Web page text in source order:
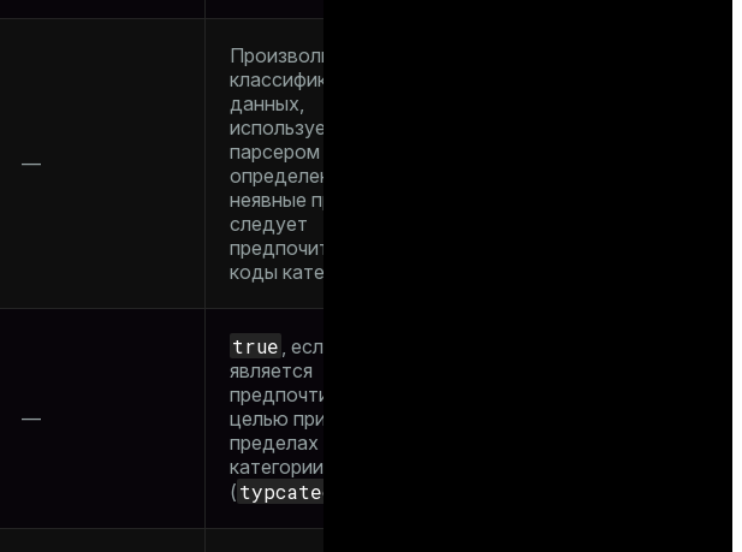
—
Произвольная
классификация типов
данных,
используемая
парсером для
определения, какие
неявные приведения
следует
предпочитать. См.
коды категорий
—
true , если тип
является
предпочтительной
целью приведения в
пределах своей
категории
( typcategory